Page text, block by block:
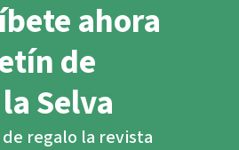
ahora
de
Selva
regalo la revista